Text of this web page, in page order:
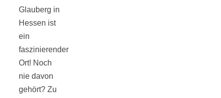
Glauberg in
Hessen ist
ein
faszinierender
Ort! Noch
nie davon
gehört? Zu